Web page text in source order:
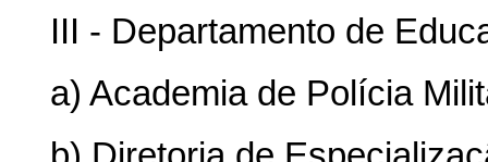
III - Departamento de
a) Academia de Polícia